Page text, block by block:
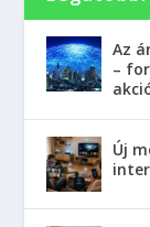
Az
–
Új